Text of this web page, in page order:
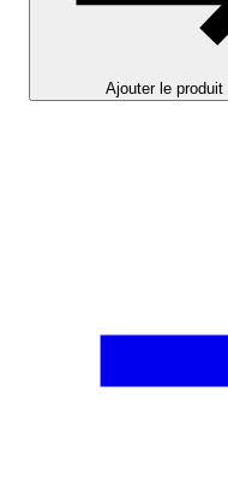
Ajouter le produit